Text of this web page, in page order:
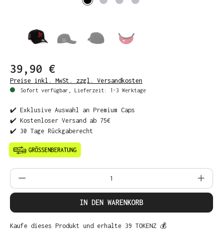
39,90 €
Preise inkl. MwSt. zzgl. Versandkosten
Sofort verfügbar, Lieferzeit: 1-3 Werktage
✔️ Exklusive Auswahl an Premium Caps
✔️ Kostenloser Versand ab 75€
✔️ 30 Tage Rückgaberecht
Produkt Anzahl: Gib den gewünschten
IN DEN WARENKORB
Kaufe dieses Produkt und erhalte 39 TOKENZ 💰